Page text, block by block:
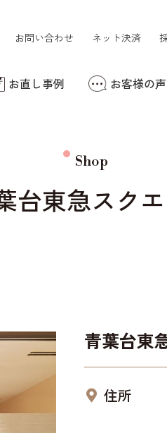
お問い合わせ ネット決済
の修理 カ
お直し事例 お客様の声
Shop
台東急スク
青葉台東
住所